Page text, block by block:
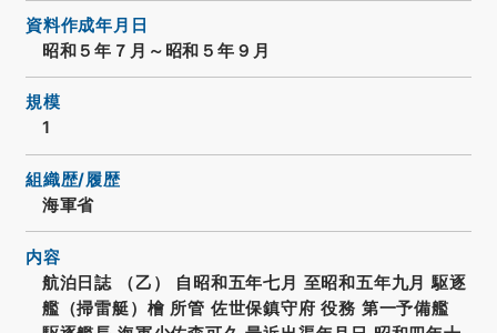
資料作成年月日
昭和５年７月～昭和５年９月
規模
1
組織歴/履歴
海軍省
内容
航泊日誌 （乙） 自昭和五年七月 至昭和五年九月 駆逐
艦（掃雷艇）檜 所管 佐世保鎮守府 役務 第一予備艦